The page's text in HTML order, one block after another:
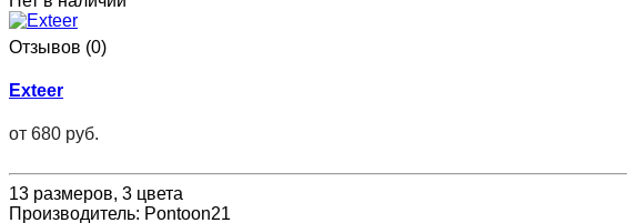
Отзывов (0)
Exteer
от 680 руб.
13 размеров, 3 цвета
Производитель: Pontoon21